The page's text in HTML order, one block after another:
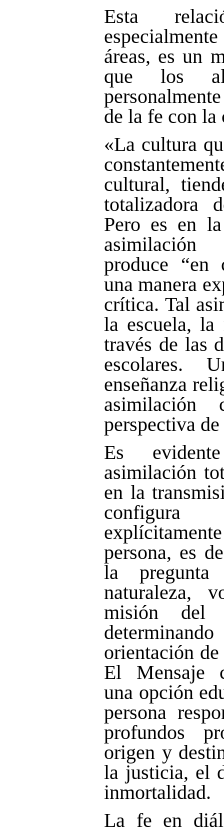
Esta
áreas, es un
que los
de la fe con la
«La cultura
cultural,
totalizadora
Pero es en
produce “en
una manera
crítica. Tal
la escuela,
través de las
escolares.
enseñanza
asimilación
perspectiva
Es
asimilación
en la
persona, es
la
naturaleza,
misión del
orientación
El Mensaje
una opción
persona
profundos
origen y
la justicia, el
inmortalidad.
La fe en